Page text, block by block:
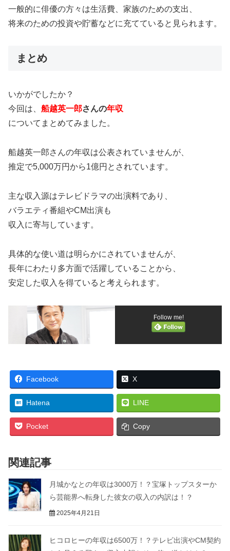
一般的に俳優の方々は生活費、家族のための支出、
将来のための投資や貯蓄などに充てていると見られます。
まとめ
いかがでしたか？
今回は、 船越英一郎さんの年収
についてまとめてみました。
船越英一郎さんの年収は公表されていませんが、
推定で5,000万円から1億円とされています。
主な収入源はテレビドラマの出演料であり、
バラエティ番組やCM出演も
収入に寄与しています。
具体的な使い道は明らかにされていませんが、
長年にわたり多方面で活躍していることから、
安定した収入を得ていると考えられます。
Follow me!
Facebook X
Hatena LINE
Pocket Copy
関連記事
月城かなとの年収は3000万！？宝塚トップスターか
ら芸能界へ転身した彼女の収入の内訳は！？
2025年4月21日
ヒコロヒーの年収は6500万！？テレビ出演やCM契約